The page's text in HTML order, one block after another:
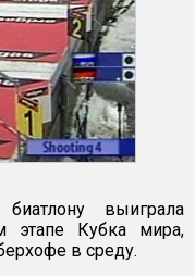
выиграла
этапе Кубка мира,
в среду.